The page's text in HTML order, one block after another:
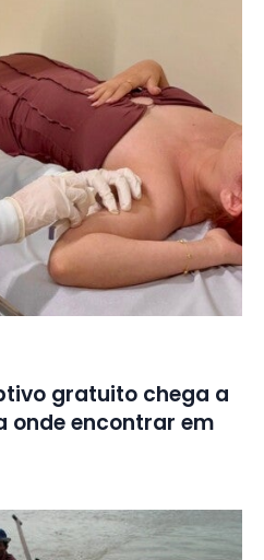
gratuito chega a
onde encontrar em